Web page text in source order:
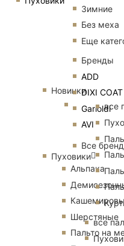
Зимние
Без меха
Еще
Бренды
ADD
DIXI COAT
Garioldi
AVI
Все
Альпака
Шерстяные
Пальто на
Новинки
Пуховики
все
все